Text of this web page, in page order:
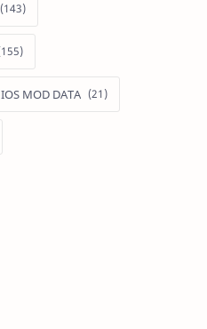
IOS MOD DATA